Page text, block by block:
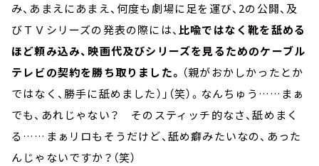
み、あまえにあまえ、何度も劇場に足を運び、2の公開、及
びＴＶシリーズの発表の際には、比喩ではなく靴を舐める
ほど頼み込み、映画代及びシリーズを見るためのケーブル
テレビの契約を勝ち取りました。 （親がおかしかったとか
ではなく、勝手に舐めました）」（笑）。なんちゅう……まぁ
でも、あれじゃない？ そのスティッチ的なさ、舐めまく
る……まぁリロもそうだけど、舐め癖みたいなの、あった
んじゃないですか？（笑）